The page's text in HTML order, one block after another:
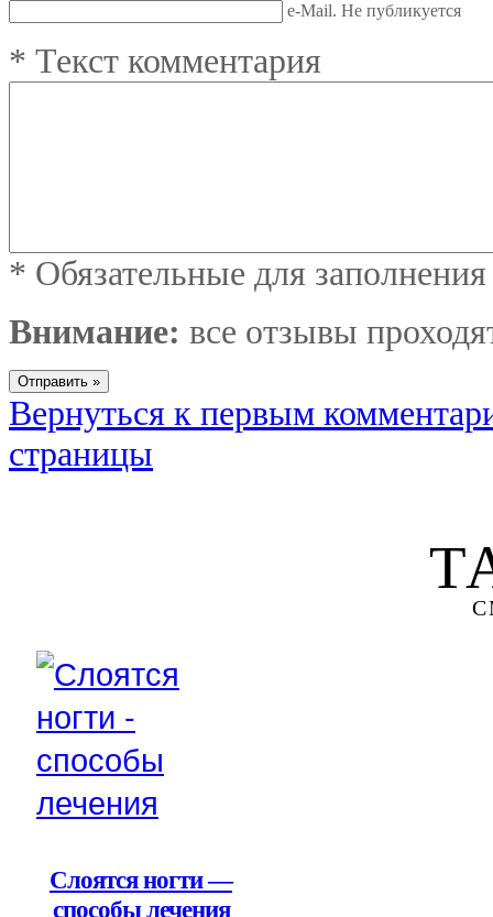
e-Mail. Не публикуется
* Текст комментария
* Обязательные для
Внимание: все отзывы
Вернуться к первым
страницы
Слоятся ногти —
способы лечения